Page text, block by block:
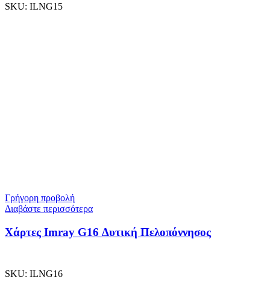
SKU: ILNG15
Γρήγορη προβολή
Διαβάστε περισσότερα
Χάρτες Imray G16 Δυτική Πελοπόννησος
SKU: ILNG16